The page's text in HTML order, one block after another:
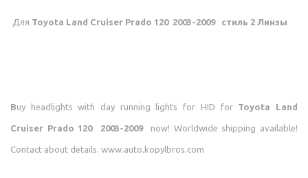
Для Toyota Land Cruiser Prado 120 2003-2009 стиль 2 Линзы
Buy headlights with day running lights for HID for Toyota Land
Cruiser Prado 120 2003-2009 now! Worldwide shipping available!
Contact about details. www.auto.kopylbros.com